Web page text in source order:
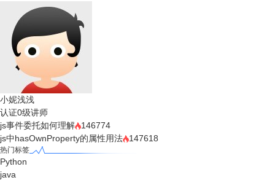
小妮浅浅
认证0级讲师
js事件委托如何理解
146774
js中hasOwnProperty的属性用法
147618
热门标签
Python
java